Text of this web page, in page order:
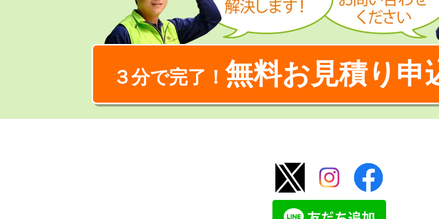
３分で完了！ 無料お見積り申